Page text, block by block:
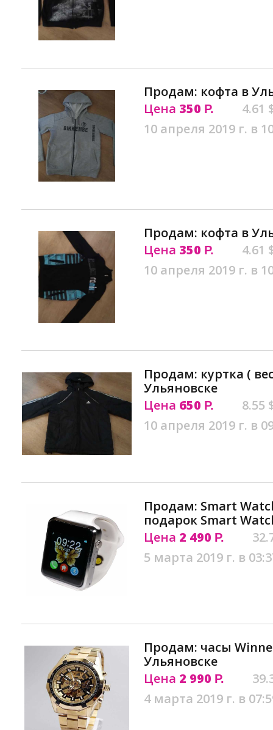
Продам: кофта в
Цена 350 Р.
4.61
10 апреля 2019 г. в
Продам: кофта в
Цена 350 Р.
4.61
10 апреля 2019 г. в
Продам: куртка (
Ульяновске
Цена 650 Р.
8.55
10 апреля 2019 г. в
Продам: Smart
подарок Smart
Цена 2 490 Р.
5 марта 2019 г. в
Продам: часы
Ульяновске
Цена 2 990 Р.
4 марта 2019 г. в